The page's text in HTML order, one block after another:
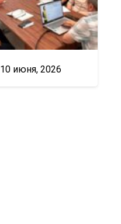
10 июня, 2026